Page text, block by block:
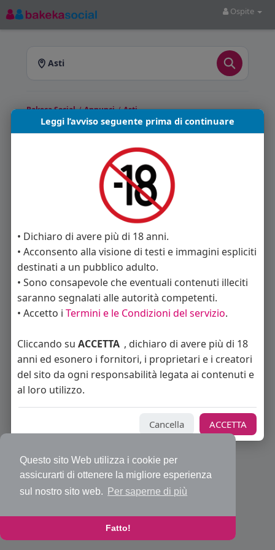
Questo sito Web utilizza i cookie per
assicurarti di ottenere la migliore esperienza
sul nostro sito web.
Per saperne di più
Fatto!
Ospite
Asti
Bakeca Social/ Annunci/ Asti
Annunci a Asti
ti offre annunci pubblicati a Asti e
provincia. Sfoglia gli annunci disponibili e scegli
quello più adatto a te.
Annunci trovati: 0
Nessun annuncio disponibile in questa sezione.
Home
Cos'è BakecaSocial Annunci Mercatino
Blog
Eventi
Contattaci Privacy Policy
Condizioni d'uso
Richiedi rimborso abbonamento PRO
Sviluppatori
Centro Assistenza
Supporto
Leggi l’avviso seguente prima di continuare
• Dichiaro di avere più di 18 anni.
• Acconsento alla visione di testi e immagini espliciti
destinati a un pubblico adulto.
• Sono consapevole che eventuali contenuti illeciti
saranno segnalati alle autorità competenti.
• Accetto i Termini e le Condizioni del servizio.
Cliccando su ACCETTA , dichiaro di avere più di 18
anni ed esonero i fornitori, i proprietari e i creatori
del sito da ogni responsabilità legata ai contenuti e
al loro utilizzo.
Cancella ACCETTA